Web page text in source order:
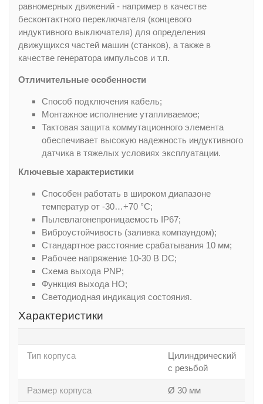
равномерных движений - например в качестве
бесконтактного переключателя (концевого
индуктивного выключателя) для определения
движущихся частей машин (станков), а также в
качестве генератора импульсов и т.п.
Отличительные особенности
Способ подключения кабель;
Монтажное исполнение утапливаемое;
Тактовая защита коммутационного элемента
обеспечивает высокую надежность индуктивного
датчика в тяжелых условиях эксплуатации.
Ключевые характеристики
Способен работать в широком диапазоне
температур от -30…+70 °С;
Пылевлагонепроницаемость IP67;
Виброустойчивость (заливка компаундом);
Стандартное расстояние срабатывания 10 мм;
Рабочее напряжение 10-30 В DC;
Схема выхода PNP;
Функция выхода НО;
Светодиодная индикация состояния.
Характеристики
Тип корпуса
Цилиндрический
с резьбой
Размер корпуса Ø 30 мм